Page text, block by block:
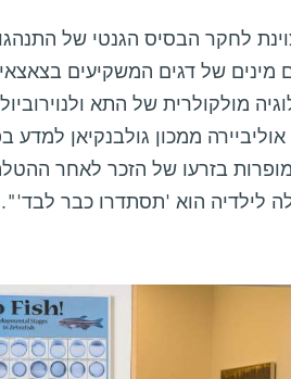
לחקר הבסיס הגנטי של
מינים של דגים המשקיעים
מולקולרית של התא
ממכון גולבנקיאן
בזרעו של הזכר לאחר
לילדיה הוא 'תסתדרו כבר לבד'".